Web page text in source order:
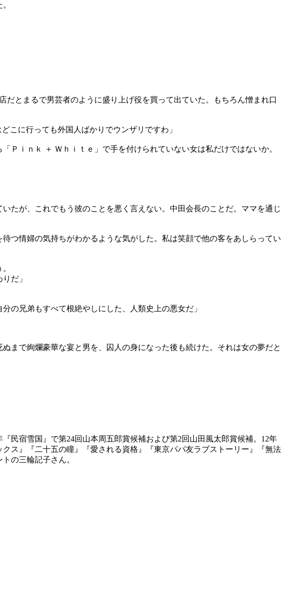
とまるで男芸者のように盛り上げ役を買って出ていた。もちろん憎まれ口
こに行っても外国人ばかりでウンザリですわ」
Ｐｉｎｋ ＋ Ｗｈｉｔｅ」で手を付けられていない女は私だけではないか。
たが、これでもう彼のことを悪く言えない。中田会長のことだ。ママを通じ
つ情婦の気持ちがわかるような気がした。私は笑顔で他の客をあしらってい
だ」
の兄弟もすべて根絶やしにした、人類史上の悪女だ」
まで絢爛豪華な宴と男を、囚人の身になった後も続けた。それは女の夢だと
民宿雪国』で第24回山本周五郎賞候補および第2回山田風太郎賞候補。12年
ス』『二十五の瞳』『愛される資格』『東京パパ友ラブストーリー』『無法
の三輪記子さん。